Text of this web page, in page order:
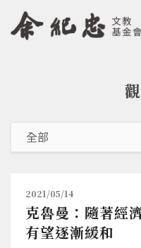
Jump
Jump
2021/05/14
克魯曼：隨著經
有望逐漸緩和